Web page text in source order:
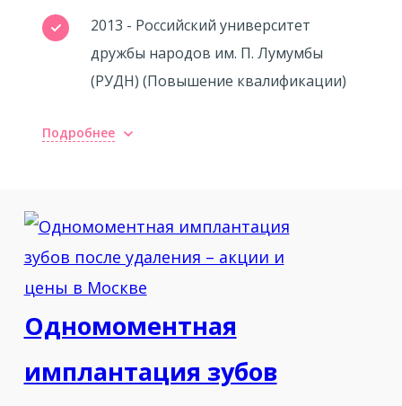
2013 - Российский университет
дружбы народов им. П. Лумумбы
(РУДН) (Повышение квалификации)
Повышение квалификации
государственном медико-
стоматологическом университете
implantology and aesthetic dentistry)
Подробнее
Одномоментная
имплантация зубов